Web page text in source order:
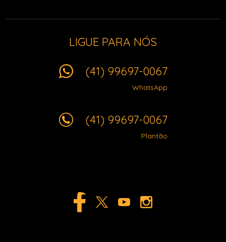
LIGUE PARA NÓS
(41) 99697-0067
WhatsApp
(41) 99697-0067
Plantão